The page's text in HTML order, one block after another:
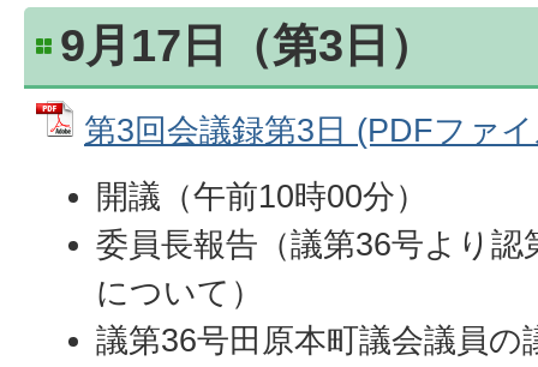
9月17日（第3日）
第3回会議録第3日 (PDFファ
開議（午前10時00分）
委員長報告（議第36号より
について）
議第36号田原本町議会議員の